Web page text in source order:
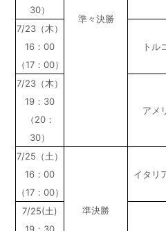
準々決勝
30）
7/23（木）
16：00
（17：00）
トル
7/23（木）
19：30
（20：
30）
アメ
7/25（土）
16：00
（17：00）
準決勝
イタリ
7/25(土)